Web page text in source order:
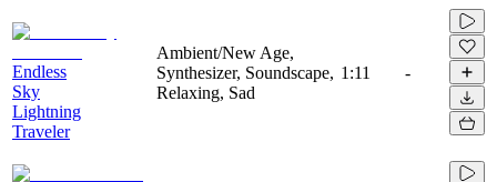
Endless
Sky
Lightning
Traveler
Ambient/New Age,
Synthesizer, Soundscape,
Relaxing, Sad
1:11 -